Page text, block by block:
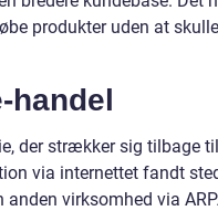
produkter uden at
handel
der strækker sig tilbage til
via internettet fandt
virksomhed via